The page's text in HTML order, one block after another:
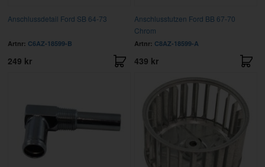
Anschlussdetail Ford SB 64-73
Artnr: C6AZ-18599-B
249 kr
Anschlusstutzen Ford BB 67-70
Chrom
Artnr: C8AZ-18599-A
439 kr